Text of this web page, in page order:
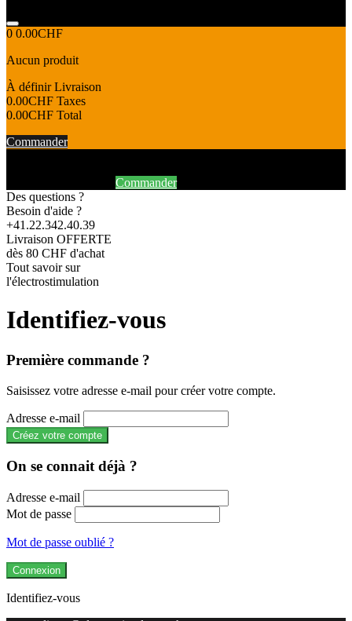
0 0.00CHF
Aucun produit
À définirLivraison
0.00CHF Taxes
0.00CHF Total
Commander
Commander
Des questions ?
Besoin d'aide ?
+41.22.342.40.39
Livraison OFFERTE
dès 80 CHF d'achat
Tout savoir sur
l'électrostimulation
Identifiez-vous
Première commande ?
Saisissez votre adresse e-mail pour créer votre compte.
Adresse e-mail
Créez votre compte
On se connait déjà ?
Adresse e-mail
Mot de passe
Mot de passe oublié ?
Connexion
Identifiez-vous